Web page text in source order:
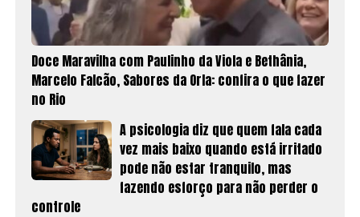
Doce Maravilha com Paulinho da Viola e Bethânia,
Marcelo Falcão, Sabores da Orla: confira o que fazer
no Rio
A psicologia diz que quem fala cada
vez mais baixo quando está irritado
pode não estar tranquilo, mas
fazendo esforço para não perder o
controle